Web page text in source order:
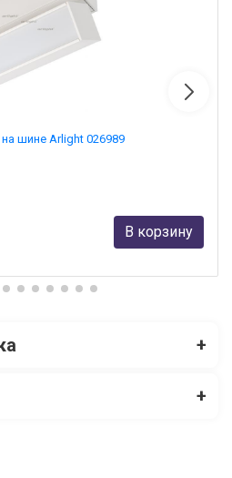
шине Arlight 026989
В корзину
+
+